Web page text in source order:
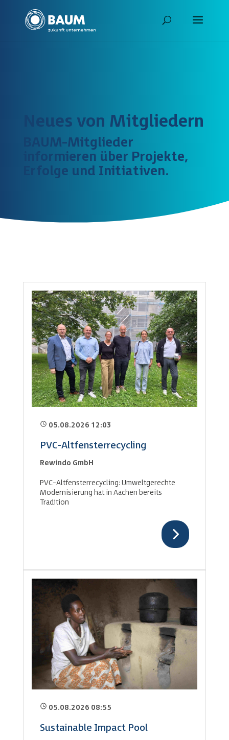
Neues von Mitgliedern
BAUM-Mitglieder
informieren über Projekte,
Erfolge und Initiativen.
05.08.2026 12:03
PVC-Altfensterrecycling
Rewindo GmbH
PVC-Altfensterrecycling: Umweltgerechte
Modernisierung hat in Aachen bereits
Tradition
05.08.2026 08:55
Sustainable Impact Pool